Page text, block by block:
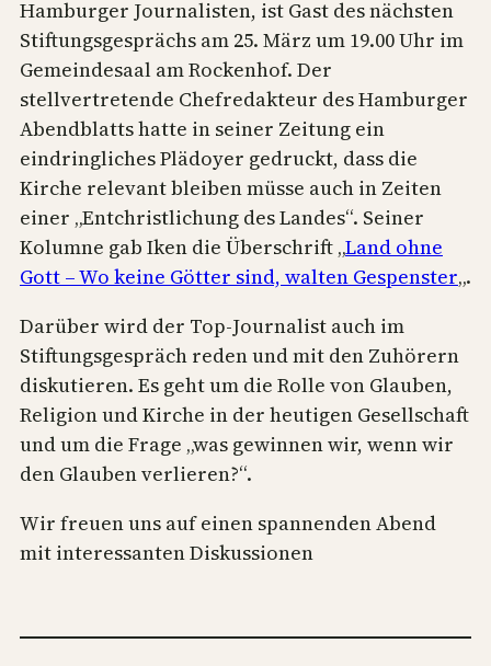
Hamburger Journalisten, ist Gast des nächsten
Stiftungsgesprächs am 25. März um 19.00 Uhr im
Gemeindesaal am Rockenhof. Der
stellvertretende Chefredakteur des Hamburger
Abendblatts hatte in seiner Zeitung ein
eindringliches Plädoyer gedruckt, dass die
Kirche relevant bleiben müsse auch in Zeiten
einer „Entchristlichung des Landes“. Seiner
Kolumne gab Iken die Überschrift „Land ohne
Gott – Wo keine Götter sind, walten Gespenster„.
Darüber wird der Top-Journalist auch im
Stiftungsgespräch reden und mit den Zuhörern
diskutieren. Es geht um die Rolle von Glauben,
Religion und Kirche in der heutigen Gesellschaft
und um die Frage „was gewinnen wir, wenn wir
den Glauben verlieren?“.
Wir freuen uns auf einen spannenden Abend
mit interessanten Diskussionen